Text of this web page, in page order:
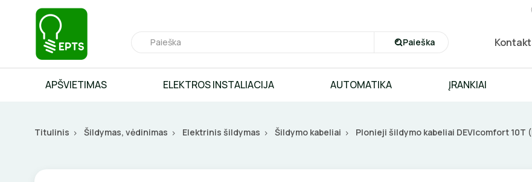
Paieška
APŠVIETIMAS ELEKTROS INSTALIACIJA AUTOMATIKA ĮRANKIAI
Titulinis Šildymas, vėdinimas Elektrinis šildymas Šildymo kabeliai Plonieji šildymo kabeliai DEVIcomfort 10T